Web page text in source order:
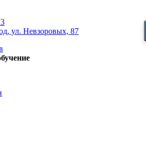
ул. Невзоровых, 87